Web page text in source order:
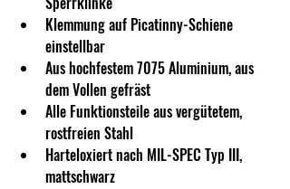
Klemmung auf Picatinny-Schiene
einstellbar
Aus hochfestem 7075 Aluminium, aus
dem Vollen gefräst
Alle Funktionsteile aus vergütetem,
rostfreien Stahl
Harteloxiert nach MIL-SPEC Typ III,
mattschwarz